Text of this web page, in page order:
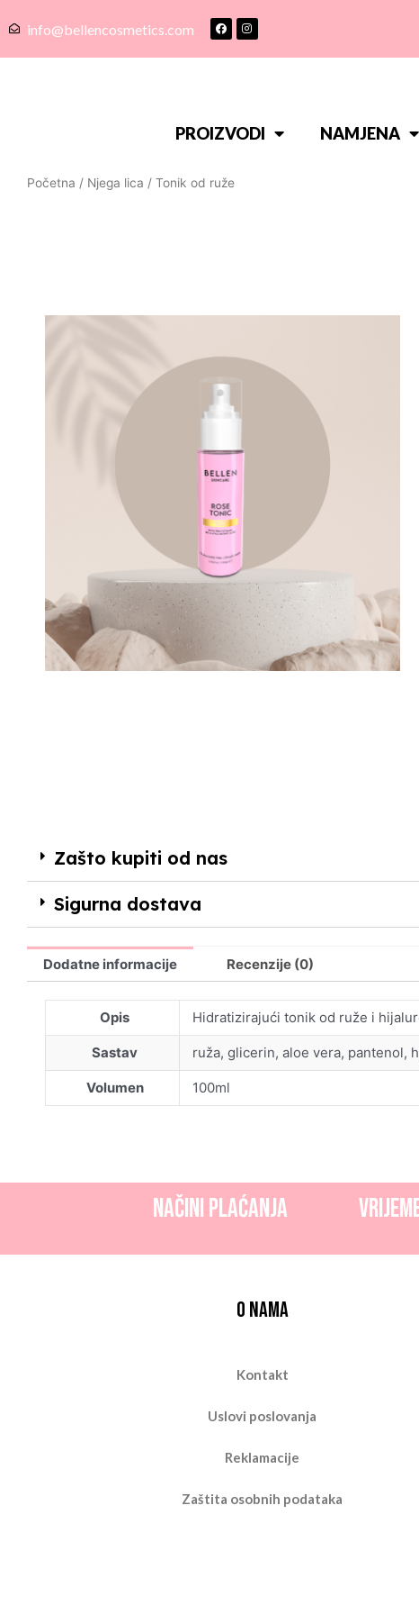
info@bellencosmetics.com
PROIZVODI NAMJENA
Početna / Njega lica / Tonik od ruže
Zašto kupiti od nas
Sigurna dostava
Dodatne informacije Recenzije (0)
Opis Hidratizirajući tonik od ruže i
Sastav ruža, glicerin, aloe vera, pantenol,
Volumen 100ml
NAČINI PLAĆANJA
O nama
Kontakt
Uslovi poslovanja
Reklamacije
Zaštita osobnih podataka